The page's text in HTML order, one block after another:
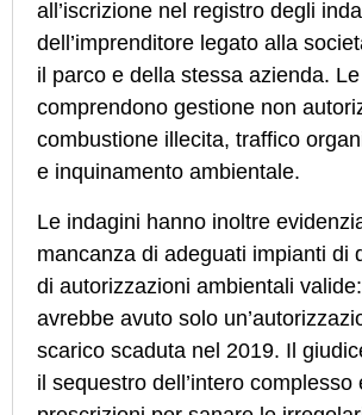
all’iscrizione nel registro degli
dell’imprenditore legato alla
il parco e della stessa azienda.
comprendono gestione non
combustione illecita, traffico
e inquinamento ambientale.
Le indagini hanno inoltre
mancanza di adeguati impianti di
di autorizzazioni ambientali
avrebbe avuto solo
scarico scaduta nel 2019. Il
il sequestro dell’intero complesso